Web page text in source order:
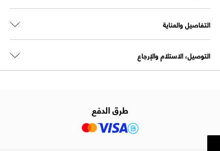
التفاصيل والعناية
التوصيل، الاستلام والإرجاع
طرق الدفع